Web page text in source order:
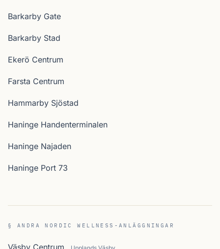
Barkarby Gate
Barkarby Stad
Ekerö Centrum
Farsta Centrum
Hammarby Sjöstad
Haninge Handenterminalen
Haninge Najaden
Haninge Port 73
§ ANDRA NORDIC WELLNESS-ANLÄGGNINGAR
Väsby Centrum